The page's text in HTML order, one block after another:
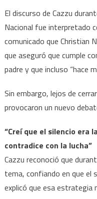
El discurso de Cazzu
Nacional fue interpretado
comunicado que Christian
que aseguró que cumple
padre y que incluso “hace
Sin embargo, lejos de
provocaron un nuevo
“Creí que el silencio era
contradice con la lucha”
Cazzu reconoció que
tema, confiando en que el
explicó que esa estrategia